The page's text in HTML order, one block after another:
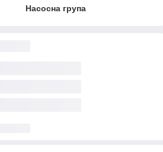
Насосна група